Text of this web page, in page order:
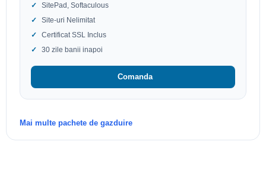
SitePad, Softaculous
Site-uri Nelimitat
Certificat SSL Inclus
30 zile banii inapoi
Comanda
Mai multe pachete de gazduire